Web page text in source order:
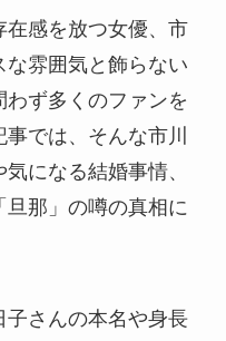
在感を放つ女優、市
な雰囲気と飾らない
ず多くのファンを
では、そんな市川
になる結婚事情、
那」の噂の真相に
子さんの本名や身長